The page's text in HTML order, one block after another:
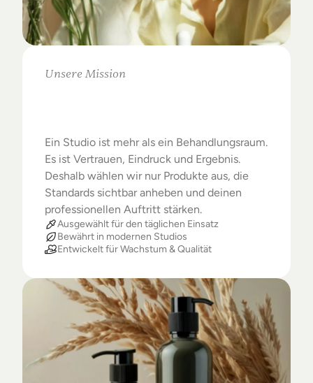
Unsere Mission
Ein Studio ist mehr als ein Behandlungsraum.
Es ist Vertrauen, Eindruck und Ergebnis.
Deshalb wählen wir nur Produkte aus, die
Standards sichtbar anheben und deinen
professionellen Auftritt stärken.
Ausgewählt für den täglichen Einsatz
Bewährt in modernen Studios
Entwickelt für Wachstum & Qualität